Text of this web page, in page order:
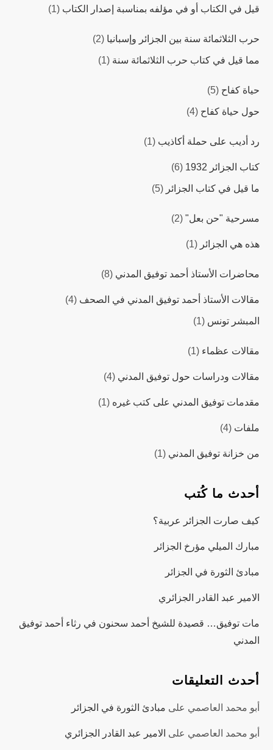
قيل في الكتاب أو في مؤلفه بمناسبة إصدار الكتاب (1)
حرب الثلاثمائة سنة بين الجزائر وإسبانيا (2)
مما قيل في كتاب حرب الثلاثمائة سنة (1)
حياة كفاح (5)
حول حياة كفاح (4)
رد أديب على حملة أكاذيب (1)
كتاب الجزائر 1932 (6)
ما قيل في كتاب الجزائر (5)
مسرحية "حن بعل" (2)
هذه هي الجزائر (1)
محاضرات اﻷستاذ أحمد توفيق المدني (8)
مقالات اﻷستاذ أحمد توفيق المدني في الصحف (4)
المبشر تونس (1)
مقالات عظماء (1)
مقالات ودراسات حول توفيق المدني (4)
مقدمات توفيق المدني على كتب غيره (1)
ملفات (4)
من خزانة توفيق المدني (1)
أحدث ما كُتب
كيف صارت الجزائر عربية؟
مبارك الميلي مؤرخ الجزائر
مبادئ الثورة في الجزائر
الامير عبد القادر الجزائري
مات توفيق… قصيدة للشيخ أحمد سحنون في رثاء أحمد توفيق
المدني
أحدث التعليقات
أبو محمد العاصمي على مبادئ الثورة في الجزائر
أبو محمد العاصمي على الامير عبد القادر الجزائري